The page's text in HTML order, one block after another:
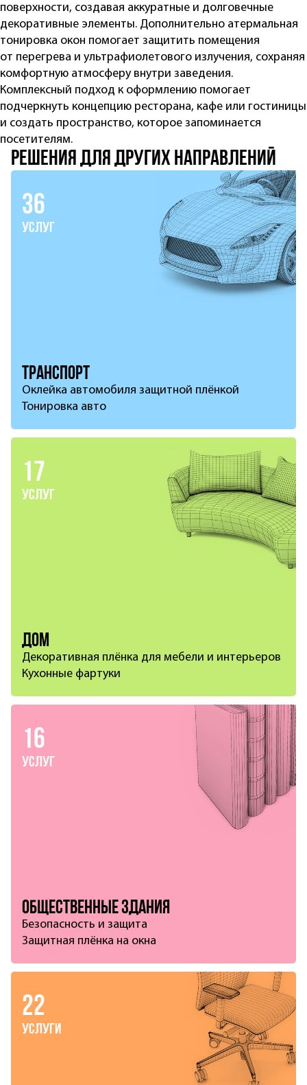
поверхности, создавая аккуратные и долговечные
декоративные элементы. Дополнительно атермальная
тонировка окон помогает защитить помещения
от перегрева и ультрафиолетового излучения, сохраняя
комфортную атмосферу внутри заведения.
Комплексный подход к оформлению помогает
подчеркнуть концепцию ресторана, кафе или гостиницы
и создать пространство, которое запоминается
посетителям.
РЕШЕНИЯ ДЛЯ ДРУГИХ направлений
36
услуг
Транспорт
Оклейка автомобиля защитной плёнкой
Тонировка авто
17
услуг
Дом
Декоративная плёнка для мебели и интерьеров
Кухонные фартуки
16
услуг
Общественные здания
Безопасность и защита
Защитная плёнка на окна
22
услуги